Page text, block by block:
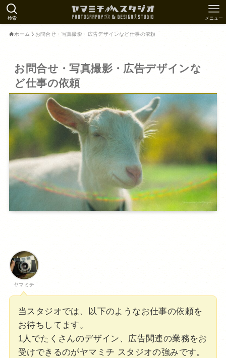
検索 メニュー
ホーム お問合せ・写真撮影・広告デザインなど仕事の依頼
お問合せ・写真撮影・広告デザインな
ど仕事の依頼
ヤマミチ
当スタジオでは、以下のようなお仕事の依頼を
お待ちしてます。
1人でたくさんのデザイン、広告関連の業務をお
受けできるのがヤマミチ スタジオの強みです。